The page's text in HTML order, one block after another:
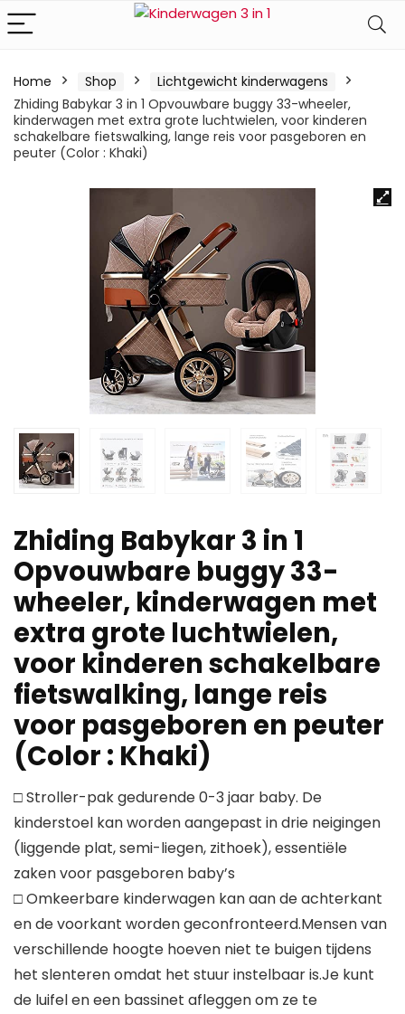
Home Shop
Lichtgewicht kinderwagens
Zhiding Babykar 3 in 1 Opvouwbare buggy 33-wheeler,
kinderwagen met extra grote luchtwielen, voor kinderen
schakelbare fietswalking, lange reis voor pasgeboren en
peuter (Color : Khaki)
Zhiding Babykar 3 in 1
Opvouwbare buggy 33-
wheeler, kinderwagen met
extra grote luchtwielen,
voor kinderen schakelbare
fietswalking, lange reis
voor pasgeboren en peuter
(Color : Khaki)
□ Stroller-pak gedurende 0-3 jaar baby. De
kinderstoel kan worden aangepast in drie neigingen
(liggende plat, semi-liegen, zithoek), essentiële
zaken voor pasgeboren baby’s
□ Omkeerbare kinderwagen kan aan de achterkant
en de voorkant worden geconfronteerd.Mensen van
verschillende hoogte hoeven niet te buigen tijdens
het slenteren omdat het stuur instelbaar is.Je kunt
de luifel en een bassinet afleggen om ze te